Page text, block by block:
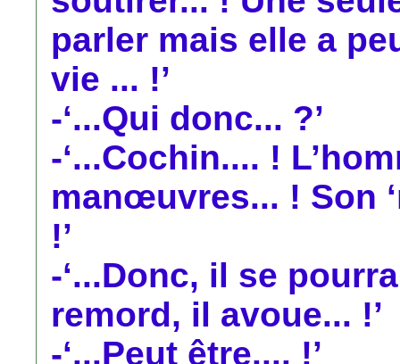
parler mais elle a
vie ... !’
-‘...Qui donc... ?’
-‘...Cochin.... !
manœuvres... ! Son
!’
-‘...Donc, il se
remord, il avoue... !’
-‘...Peut être.... !’